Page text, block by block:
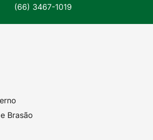
(66) 3467-1019
Brasão